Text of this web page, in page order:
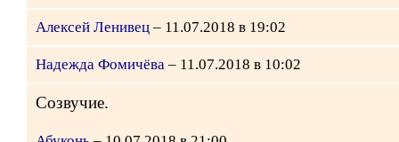
Алексей Ленивец – 11.07.2018 в 19:02
Надежда Фомичёва – 11.07.2018 в 10:02
Созвучие.